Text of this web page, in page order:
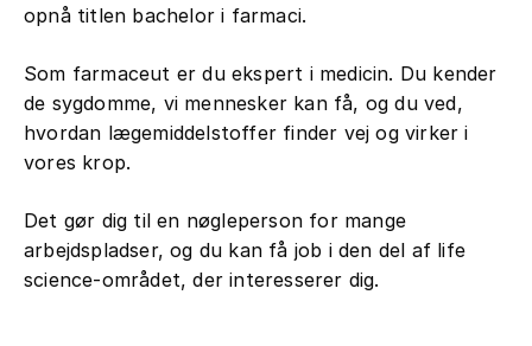
opnå titlen bachelor i farmaci.
Som farmaceut er du ekspert i medicin. Du kender
de sygdomme, vi mennesker kan få, og du ved,
hvordan lægemiddelstoffer finder vej og virker i
vores krop.
Det gør dig til en nøgleperson for mange
arbejdspladser, og du kan få job i den del af life
science-området, der interesserer dig.